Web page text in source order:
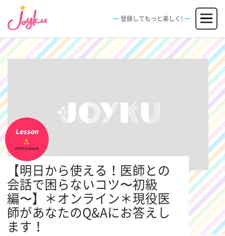
ン
ツ
へ
ス
キ
ッ
プ
メニュー
JOBS
求人情報
FACILITIES
施設
SPECIAL
エンタメ特典
EVENT
イベント
登録してもっと楽しく!
【明日から使える！医師との
会話で困らないコツ〜初級
編〜】＊オンライン＊現役医
師があなたのQ&Aにお答えし
ます！
Lesson